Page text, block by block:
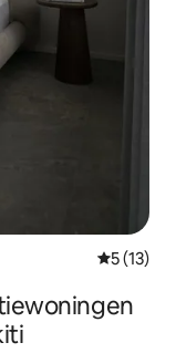
5 (13)